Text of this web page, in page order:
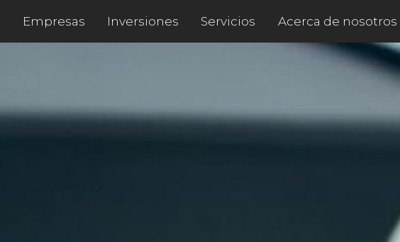
Empresas Inversiones Servicios Acerca de nosotros